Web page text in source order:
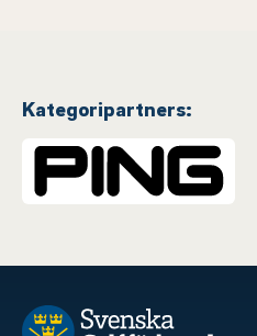
Kategoripartners: